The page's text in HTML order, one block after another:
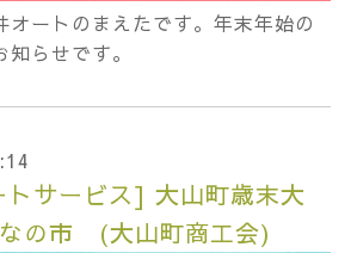
オートのまえたです。年末年始の
らせです。
サービス] 大山町歳末大
の市 (大山町商工会)